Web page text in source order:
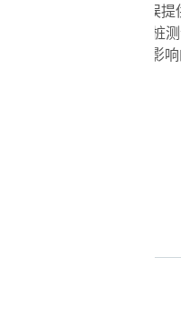
题优先级，并为每个错误
志和关键字词进行了插桩
， 比如赛车游戏里受到影